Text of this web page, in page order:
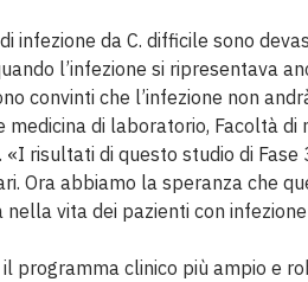
infezione da C. difficile sono
l’infezione si ripresentava
convinti che l’infezione non
di laboratorio, Facoltà di
«I risultati di questo studio di
Ora abbiamo la speranza che
vita dei pazienti con
programma clinico più ampio e